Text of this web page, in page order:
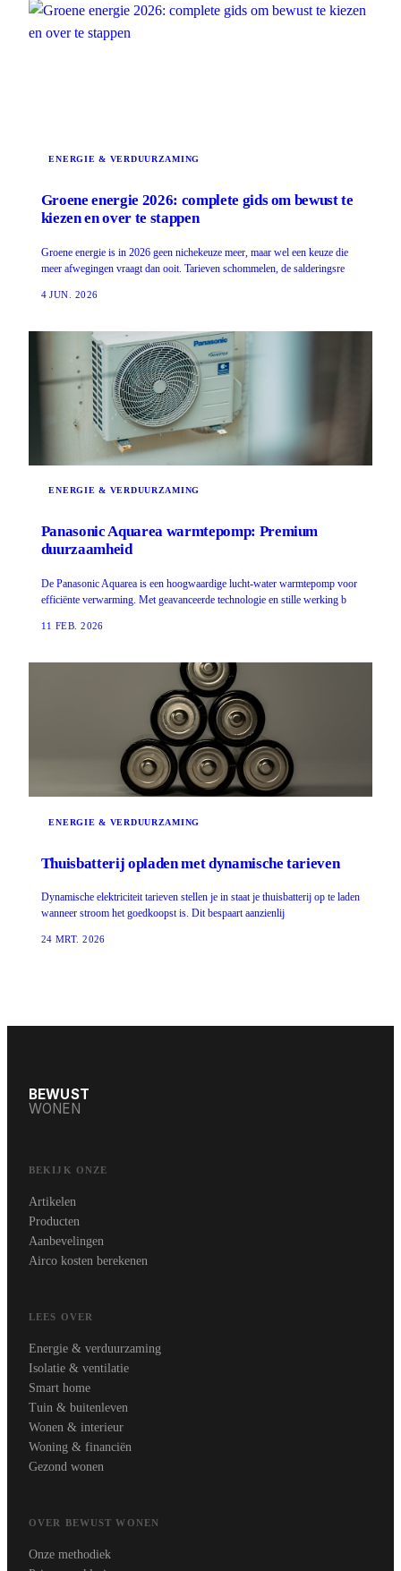
ENERGIE & VERDUURZAMING
Groene energie 2026: complete gids om bewust te
kiezen en over te stappen
Groene energie is in 2026 geen nichekeuze meer, maar wel een keuze die
meer afwegingen vraagt dan ooit. Tarieven schommelen, de salderingsre
4 JUN. 2026
ENERGIE & VERDUURZAMING
Panasonic Aquarea warmtepomp: Premium
duurzaamheid
De Panasonic Aquarea is een hoogwaardige lucht-water warmtepomp voor
efficiënte verwarming. Met geavanceerde technologie en stille werking b
11 FEB. 2026
ENERGIE & VERDUURZAMING
Thuisbatterij opladen met dynamische tarieven
Dynamische elektriciteit tarieven stellen je in staat je thuisbatterij op te laden
wanneer stroom het goedkoopst is. Dit bespaart aanzienlij
24 MRT. 2026
BEWUST
WONEN
BEKIJK ONZE
Artikelen
Producten
Aanbevelingen
Airco kosten berekenen
LEES OVER
Energie & verduurzaming
Isolatie & ventilatie
Smart home
Tuin & buitenleven
Wonen & interieur
Woning & financiën
Gezond wonen
OVER BEWUST WONEN
Onze methodiek